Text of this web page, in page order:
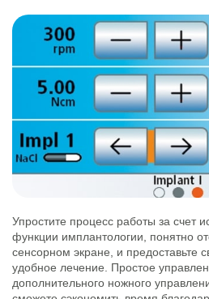
Упростите процесс работы за счет
функции имплантологии, понятно
сенсорном экране, и предоставьте
удобное лечение. Простое
дополнительного ножного